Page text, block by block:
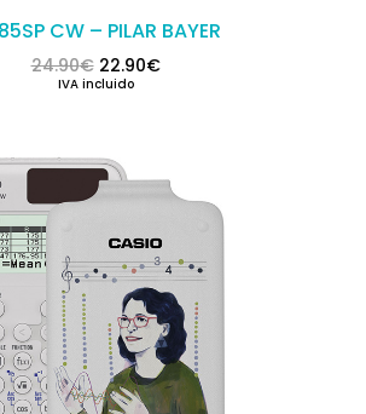
CW – PILAR BAYER
24.90€ El precio original era: 24.90€.
22.90€El precio actual es:
IVA incluido